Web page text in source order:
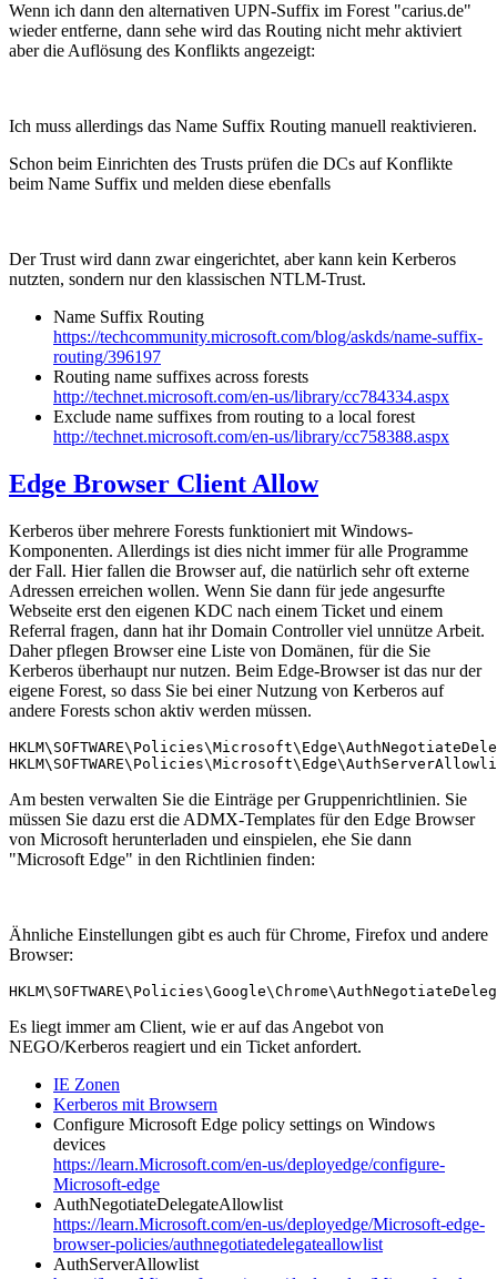
Wenn ich dann den alternativen UPN-Suffix im Forest "carius.de"
wieder entferne, dann sehe wird das Routing nicht mehr aktiviert
aber die Auflösung des Konflikts angezeigt:
Ich muss allerdings das Name Suffix Routing manuell reaktivieren.
Schon beim Einrichten des Trusts prüfen die DCs auf Konflikte
beim Name Suffix und melden diese ebenfalls
Der Trust wird dann zwar eingerichtet, aber kann kein Kerberos
nutzten, sondern nur den klassischen NTLM-Trust.
Name Suffix Routing
https://techcommunity.microsoft.com/blog/askds/name-suffix-
routing/396197
Routing name suffixes across forests
http://technet.microsoft.com/en-us/library/cc784334.aspx
Exclude name suffixes from routing to a local forest
http://technet.microsoft.com/en-us/library/cc758388.aspx
Edge Browser Client Allow
Kerberos über mehrere Forests funktioniert mit Windows-
Komponenten. Allerdings ist dies nicht immer für alle Programme
der Fall. Hier fallen die Browser auf, die natürlich sehr oft externe
Adressen erreichen wollen. Wenn Sie dann für jede angesurfte
Webseite erst den eigenen KDC nach einem Ticket und einem
Referral fragen, dann hat ihr Domain Controller viel unnütze Arbeit.
Daher pflegen Browser eine Liste von Domänen, für die Sie
Kerberos überhaupt nur nutzen. Beim Edge-Browser ist das nur der
eigene Forest, so dass Sie bei einer Nutzung von Kerberos auf
andere Forests schon aktiv werden müssen.
Am besten verwalten Sie die Einträge per Gruppenrichtlinien. Sie
müssen Sie dazu erst die ADMX-Templates für den Edge Browser
von Microsoft herunterladen und einspielen, ehe Sie dann
"Microsoft Edge" in den Richtlinien finden:
Ähnliche Einstellungen gibt es auch für Chrome, Firefox und andere
Browser:
Es liegt immer am Client, wie er auf das Angebot von
NEGO/Kerberos reagiert und ein Ticket anfordert.
IE Zonen
Kerberos mit Browsern
Configure Microsoft Edge policy settings on Windows
devices
https://learn.Microsoft.com/en-us/deployedge/configure-
Microsoft-edge
AuthNegotiateDelegateAllowlist
https://learn.Microsoft.com/en-us/deployedge/Microsoft-edge-
browser-policies/authnegotiatedelegateallowlist
AuthServerAllowlist